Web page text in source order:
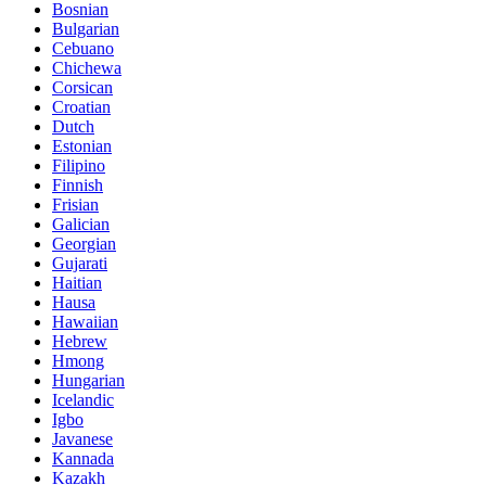
Bosnian
Bulgarian
Cebuano
Chichewa
Corsican
Croatian
Dutch
Estonian
Filipino
Finnish
Frisian
Galician
Georgian
Gujarati
Haitian
Hausa
Hawaiian
Hebrew
Hmong
Hungarian
Icelandic
Igbo
Javanese
Kannada
Kazakh